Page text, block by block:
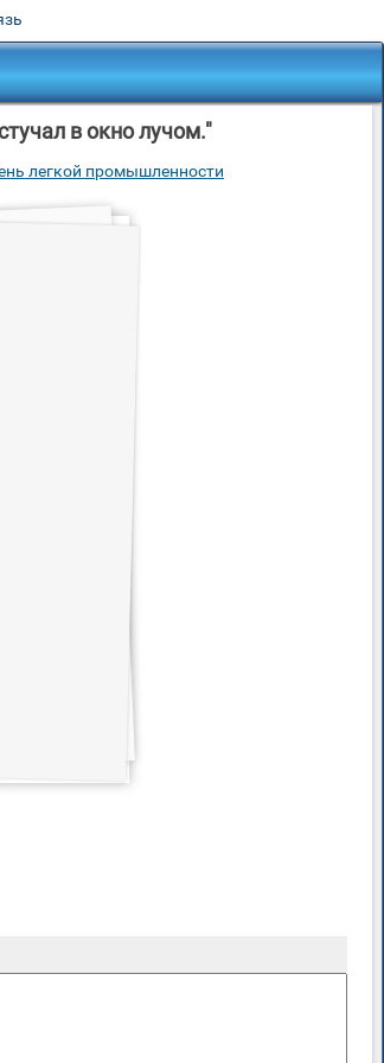
в окно лучом."
легкой промышленности